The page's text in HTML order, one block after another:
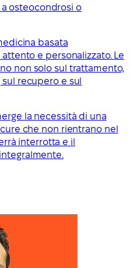
osteocondrosi o
basata
e personalizzato. Le
non solo sul trattamento,
recupero e sul
la necessità di una
che non rientrano nel
interrotta e il